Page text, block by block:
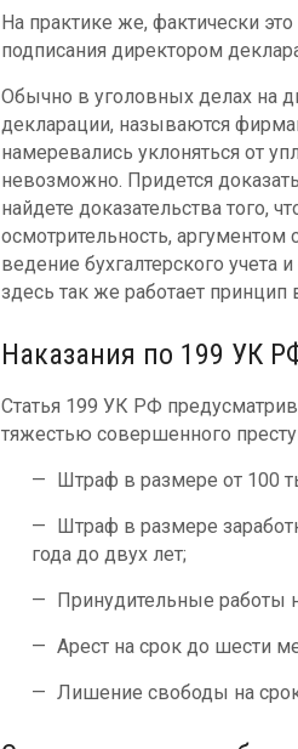
На практике же, фактически
подписания директором
Обычно в уголовных делах на
декларации, называются
намеревались уклоняться от
невозможно. Придется
найдете доказательства
осмотрительность, аргументом
ведение бухгалтерского учета
здесь так же работает принцип
Наказания по 199 УК
Статья 199 УК РФ
тяжестью совершенного
Штраф в размере от 100
Штраф в размере
года до двух лет;
Принудительные работы
Арест на срок до шести
Лишение свободы на